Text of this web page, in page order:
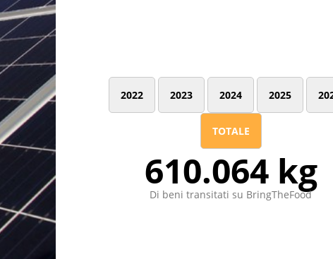
2022 2023 2024 2025
TOTALE
610.064 kg
Di beni transitati su BringTheFood